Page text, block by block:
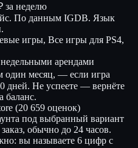
за неделю
По данным IGDB. Язык
игры, Все игры для PS4,
арендами
один месяц, — если игра
дней. Не успеете — вернёте
баланс.
(20 659 оценок)
под выбранный вариант
обычно до 24 часов.
вы называете 6 цифр с